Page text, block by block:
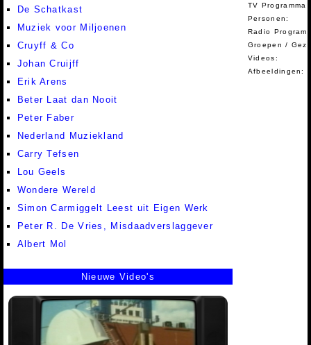
De Schatkast
Muziek voor Miljoenen
Cruyff & Co
Johan Cruijff
Erik Arens
Beter Laat dan Nooit
Peter Faber
Nederland Muziekland
Carry Tefsen
Lou Geels
Wondere Wereld
Simon Carmiggelt Leest uit Eigen Werk
Peter R. De Vries, Misdaadverslaggever
Albert Mol
TV Programma
Personen:
Radio
Groepen /
Videos:
Afbeeldingen:
Nieuwe Video's